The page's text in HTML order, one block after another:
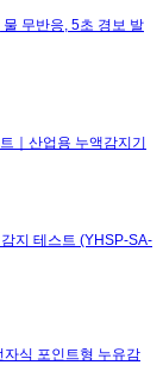
무반응, 5초 경보 발
｜산업용 누액감지기
지 테스트 (YHSP-SA-
식 포인트형 누유감